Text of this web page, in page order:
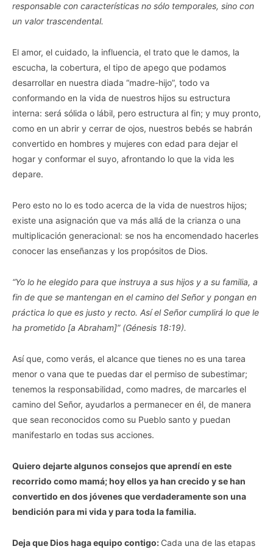
responsable con características no sólo temporales, sino con
un valor trascendental.
El amor, el cuidado, la influencia, el trato que le damos, la
escucha, la cobertura, el tipo de apego que podamos
desarrollar en nuestra diada “madre-hijo”, todo va
conformando en la vida de nuestros hijos su estructura
interna: será sólida o lábil, pero estructura al fin; y muy pronto,
como en un abrir y cerrar de ojos, nuestros bebés se habrán
convertido en hombres y mujeres con edad para dejar el
hogar y conformar el suyo, afrontando lo que la vida les
depare.
Pero esto no lo es todo acerca de la vida de nuestros hijos;
existe una asignación que va más allá de la crianza o una
multiplicación generacional: se nos ha encomendado hacerles
conocer las enseñanzas y los propósitos de Dios.
“Yo lo he elegido para que instruya a sus hijos y a su familia, a
fin de que se mantengan en el camino del Señor y pongan en
práctica lo que es justo y recto. Así el Señor cumplirá lo que le
ha prometido [a Abraham]” (Génesis 18:19).
Así que, como verás, el alcance que tienes no es una tarea
menor o vana que te puedas dar el permiso de subestimar;
tenemos la responsabilidad, como madres, de marcarles el
camino del Señor, ayudarlos a permanecer en él, de manera
que sean reconocidos como su Pueblo santo y puedan
manifestarlo en todas sus acciones.
Quiero dejarte algunos consejos que aprendí en este
recorrido como mamá; hoy ellos ya han crecido y se han
convertido en dos jóvenes que verdaderamente son una
bendición para mi vida y para toda la familia.
Deja que Dios haga equipo contigo: Cada una de las etapas